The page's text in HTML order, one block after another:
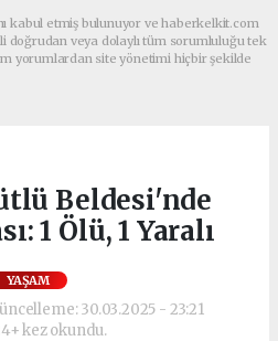
kabul etmiş bulunuyor ve haberkelkit.com
doğrudan veya dolaylı tüm sorumluluğu tek
yorumlardan site yönetimi hiçbir şekilde
Beldesi'nde
1 Ölü, 1 Yaralı
YAŞAM
30.03.2025 - 23:21
kez okundu.